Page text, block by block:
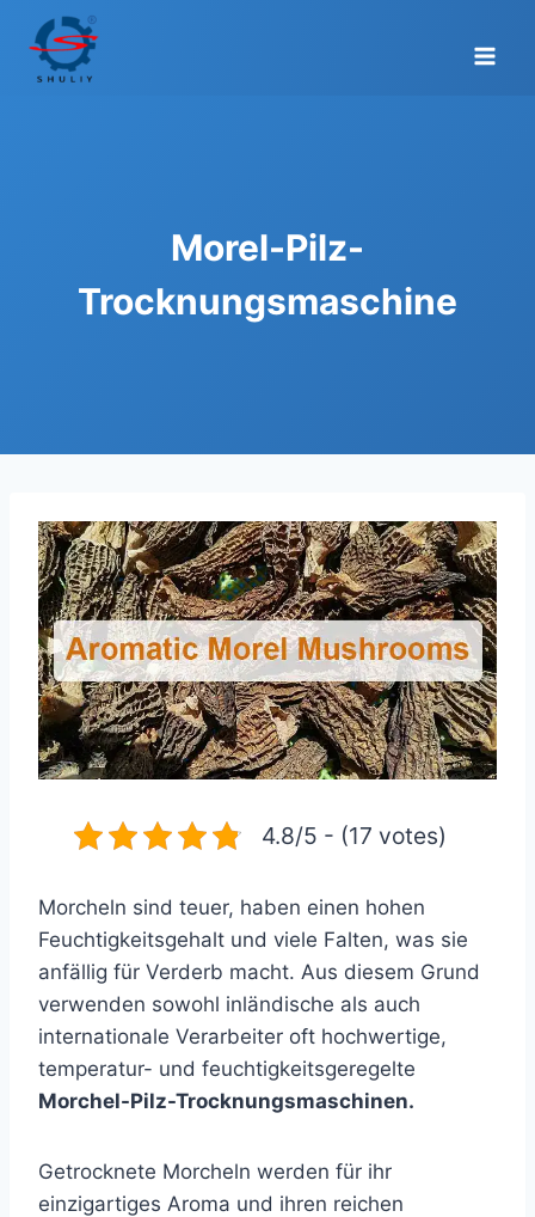
Inhalt
springen
Morel-Pilz-
Trocknungsmaschine
4.8/5 - (17 votes)
Morcheln sind teuer, haben einen hohen
Feuchtigkeitsgehalt und viele Falten, was sie
anfällig für Verderb macht. Aus diesem Grund
verwenden sowohl inländische als auch
internationale Verarbeiter oft hochwertige,
temperatur- und feuchtigkeitsgeregelte
Morchel-Pilz-Trocknungsmaschinen.
Getrocknete Morcheln werden für ihr
einzigartiges Aroma und ihren reichen